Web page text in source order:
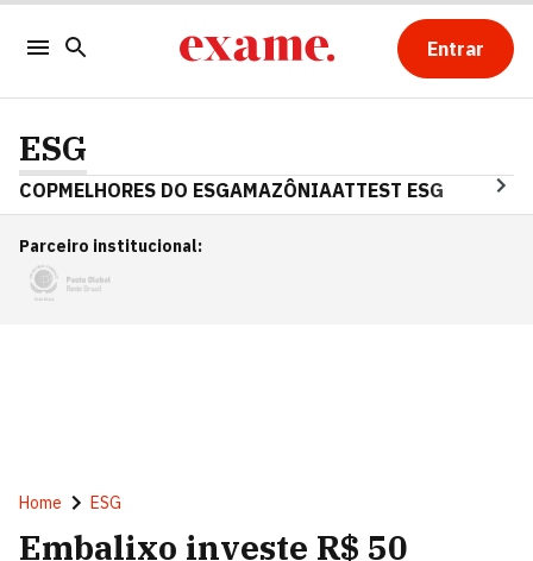
Entrar
ESG
COPMELHORES DO ESGAMAZÔNIAATTEST ESG
Parceiro institucional:
Home ESG
Embalixo investe R$ 50